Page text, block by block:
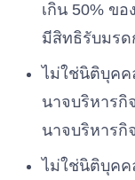
เกิน 50% ข
มีสิทธิรับมรด
ไม่ใช่นิติบุค
นาจบริหารกิ
นาจบริหารกิ
ไม่ใช่นิติบุค